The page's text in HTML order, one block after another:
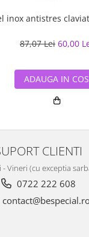
inox antistres
87,07 Lei 60,00
ADAUGA IN COS
CLIENTI
- Vineri (cu exceptia
0722 222 608